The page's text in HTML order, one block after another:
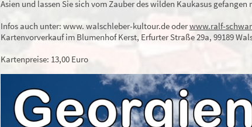
Asien und lassen Sie sich vom Zauber des wilden Kaukasus gefangen
Infos auch unter: www. walschleber-kultour.de oderwww.ralf-
Kartenvorverkauf im Blumenhof Kerst, Erfurter Straße 29a, 99189
Kartenpreise: 13,00 Euro